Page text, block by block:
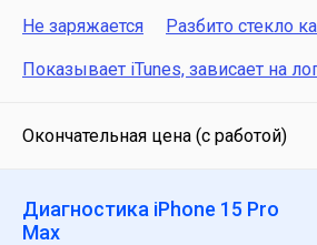
Не заряжается Разбито стекло
Показывает iTunes, зависает на
Окончательная цена (с работой)
Диагностика iPhone 15 Pro
Max